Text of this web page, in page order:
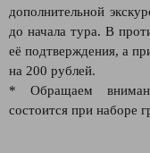
дополнительной
до начала тура. В
её подтверждения, а
на 200 рублей.
* Обращаем
состоится при наборе